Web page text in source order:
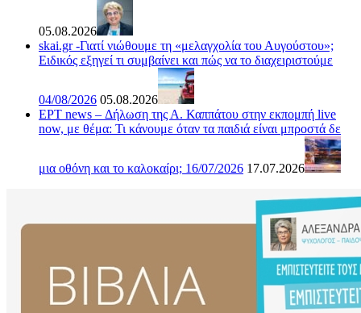
05.08.2026
skai.gr -Γιατί νιώθουμε τη «μελαγχολία του Αυγούστου»;
Ειδικός εξηγεί τι συμβαίνει και πώς να το διαχειριστούμε
04/08/2026 05.08.2026
ΕΡΤ news – Δήλωση της Α. Καππάτου στην εκπομπή live
now, με θέμα: Τι κάνουμε όταν τα παιδιά είναι μπροστά δε
μια οθόνη και το καλοκαίρι; 16/07/2026 17.07.2026